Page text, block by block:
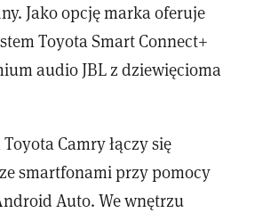
Jako opcję marka oferuje
Toyota Smart Connect+
audio JBL z dziewięcioma
Camry łączy się
smartfonami przy pomocy
Auto. We wnętrzu